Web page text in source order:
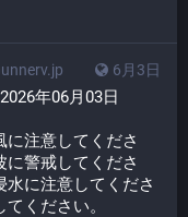
6月3日
年06月03日
注意してくださ
警戒してくださ
に注意してくださ
ください。